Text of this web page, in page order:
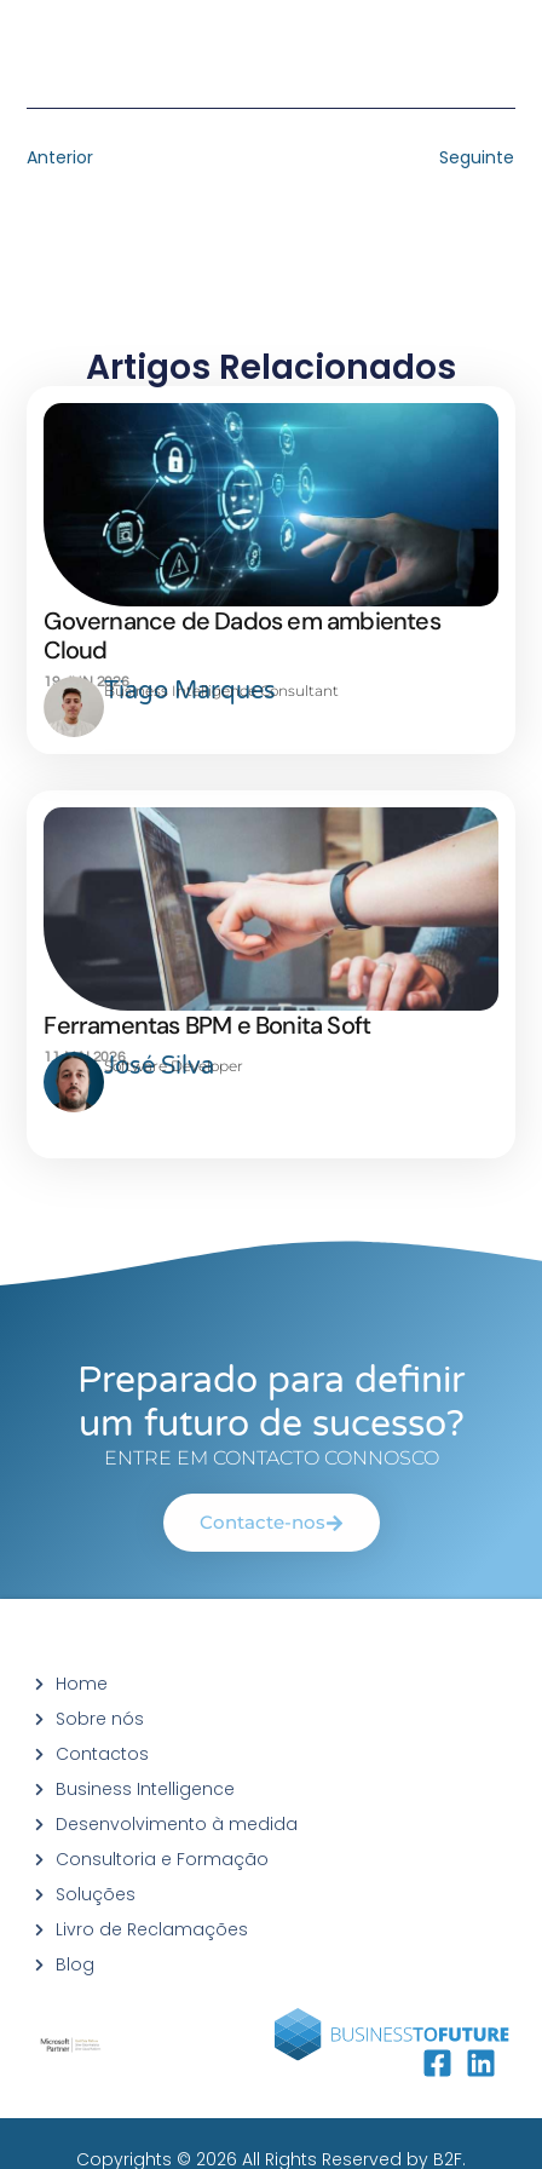
Anterior Seguinte
Artigos Relacionados
Governance de Dados em ambientes
Cloud
19 JUN 2026Tiago Marques
Business Intelligence Consultant
Ferramentas BPM e Bonita Soft
11 MAI 2026José Silva
Software Developer
Preparado para definir
um futuro de sucesso?
ENTRE EM CONTACTO CONNOSCO
Contacte-nos
Home
Sobre nós
Contactos
Business Intelligence
Desenvolvimento à medida
Consultoria e Formação
Soluções
Livro de Reclamações
Blog
Copyrights © 2026 All Rights Reserved by B2F.